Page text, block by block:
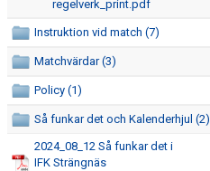
KLUBBPROFIL
regelverk_print.pdf
Instruktion vid match (7)
Matchvärdar (3)
Policy (1)
Så funkar det och Kalenderhjul (2)
2024_08_12 Så funkar det i
IFK Strängnäs